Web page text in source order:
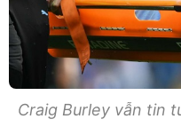
Craig Burley vẫn tin